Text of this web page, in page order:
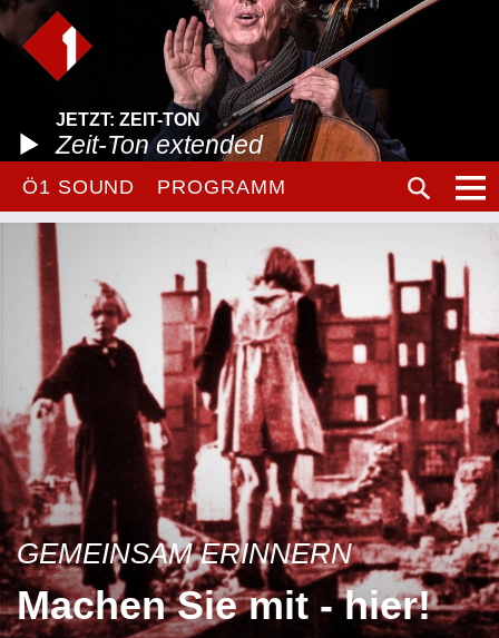
JETZT: ZEIT-TON
Zeit-Ton extended
Ö1 SOUND PROGRAMM
GEMEINSAM ERINNERN
Machen Sie mit - hier!